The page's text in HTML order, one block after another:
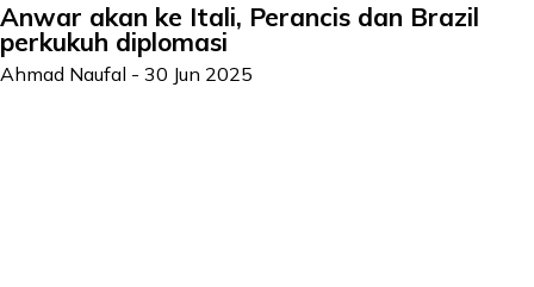
Anwar akan ke Itali, Perancis dan Brazil
perkukuh diplomasi
Ahmad Naufal - 30 Jun 2025